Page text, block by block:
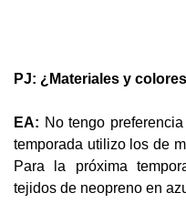
PJ: ¿Materiales y
EA: No tengo
temporada utilizo los de
Para la próxima
tejidos de neopreno en